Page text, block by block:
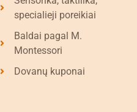
specialieji poreikiai
Baldai pagal M.
Montessori
Dovanų kuponai